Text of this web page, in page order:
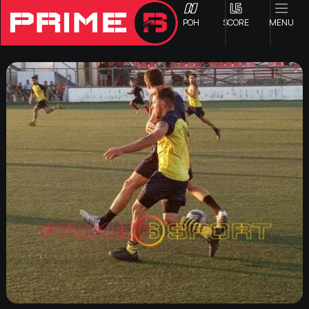
ΡΟΗ SCORE MENU
ΟΦΗ
Γ ΕΘΝΙΚΗ
Α1 ΕΠΣΗ
Α2 ΕΠΣΗ
Β1 ΕΠΣΗ
Β2 ΕΠΣΗ